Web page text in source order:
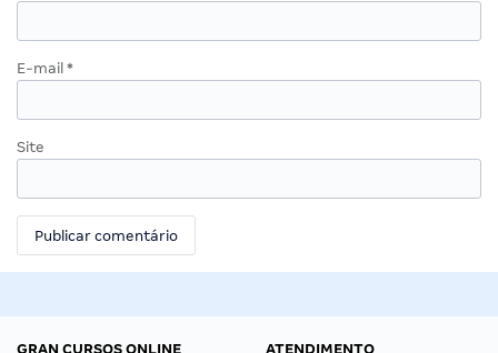
E-mail *
Site
GRAN CURSOS ONLINE
ATENDIMENTO